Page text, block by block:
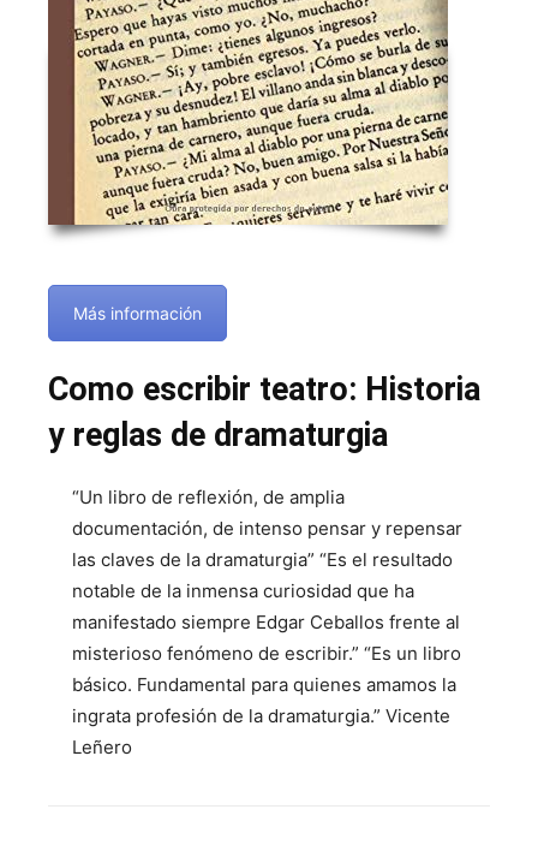
Más información
Como escribir teatro: Historia
y reglas de dramaturgia
“Un libro de reflexión, de amplia
documentación, de intenso pensar y repensar
las claves de la dramaturgia” “Es el resultado
notable de la inmensa curiosidad que ha
manifestado siempre Edgar Ceballos frente al
misterioso fenómeno de escribir.” “Es un libro
básico. Fundamental para quienes amamos la
ingrata profesión de la dramaturgia.” Vicente
Leñero